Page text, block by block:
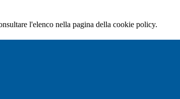
l'elenco nella pagina della cookie policy.